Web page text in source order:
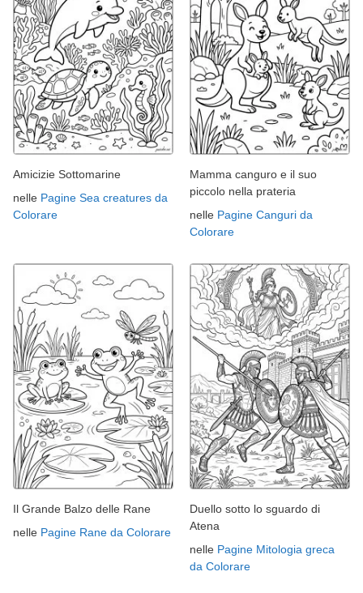
Amicizie Sottomarine
nelle Pagine Sea creatures da
Colorare
Mamma canguro e il suo
piccolo nella prateria
nelle Pagine Canguri da
Colorare
Il Grande Balzo delle Rane
nelle Pagine Rane da Colorare
Duello sotto lo sguardo di
Atena
nelle Pagine Mitologia greca
da Colorare